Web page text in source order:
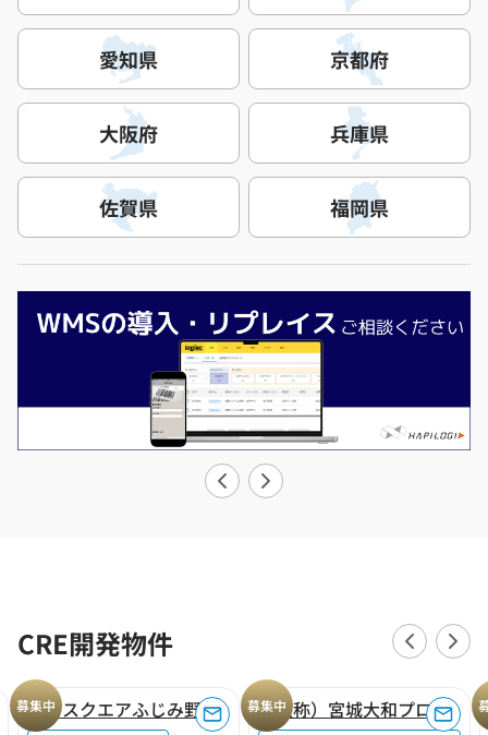
愛知県 京都府
大阪府 兵庫県
佐賀県 福岡県
CRE開発物件
募集中
ロジスクエアふじみ野A 募集中 （仮称）宮城大和プロジェクト